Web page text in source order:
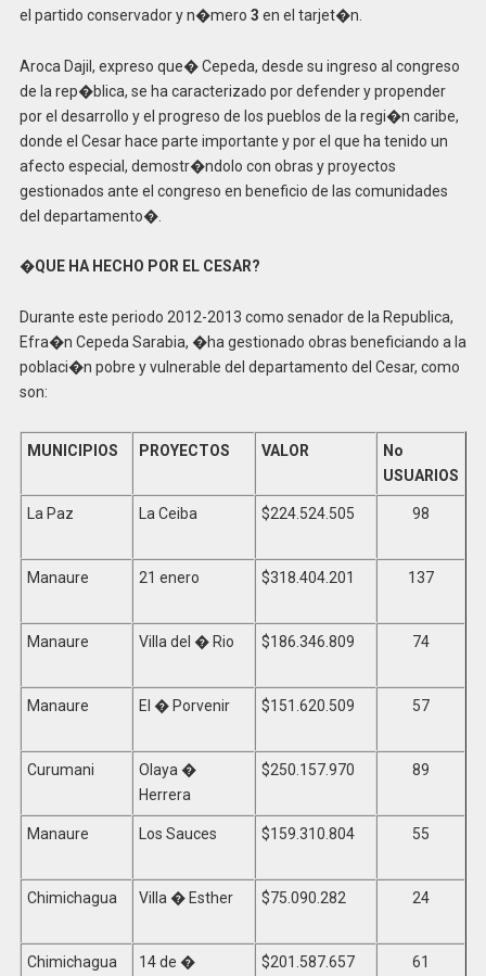
el partido conservador y n�mero 3 en el tarjet�n.
Aroca Dajil, expreso que� Cepeda, desde su ingreso al congreso
de la rep�blica, se ha caracterizado por defender y propender
por el desarrollo y el progreso de los pueblos de la regi�n caribe,
donde el Cesar hace parte importante y por el que ha tenido un
afecto especial, demostr�ndolo con obras y proyectos
gestionados ante el congreso en beneficio de las comunidades
del departamento�.
�QUE HA HECHO POR EL CESAR?
Durante este periodo 2012-2013 como senador de la Republica,
Efra�n Cepeda Sarabia, �ha gestionado obras beneficiando a la
poblaci�n pobre y vulnerable del departamento del Cesar, como
son:
MUNICIPIOS PROYECTOS VALOR
No
USUARIOS
La Paz La Ceiba $224.524.505 98
Manaure 21 enero $318.404.201 137
Manaure Villa del � Rio $186.346.809 74
Manaure El � Porvenir $151.620.509 57
Curumani
Olaya �
Herrera
$250.157.970 89
Manaure Los Sauces $159.310.804 55
Chimichagua Villa � Esther $75.090.282 24
Chimichagua
14 de �
$201.587.657 61